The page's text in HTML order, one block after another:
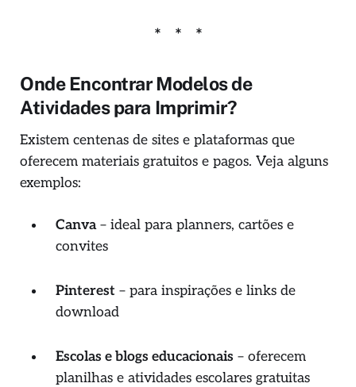
Onde Encontrar Modelos de
Atividades para Imprimir?
Existem centenas de sites e plataformas que
oferecem materiais gratuitos e pagos. Veja alguns
exemplos:
Canva– ideal para planners, cartões e
convites
Pinterest – para inspirações e links de
download
Escolas e blogs educacionais – oferecem
planilhas e atividades escolares gratuitas